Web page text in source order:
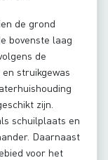
de grond
bovenste laag
de
struikgewas
zijn.
schuilplaats en
Daarnaast
voor het